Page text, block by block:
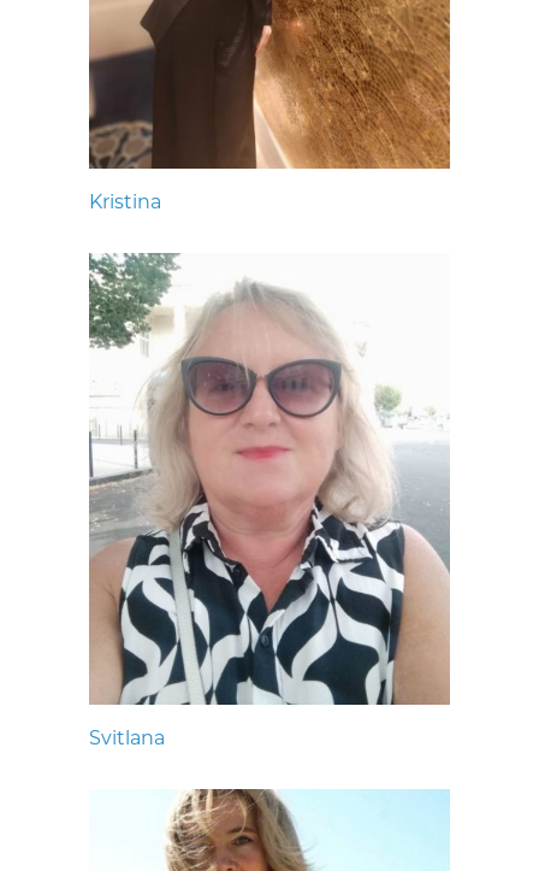
Kristina
Svitlana